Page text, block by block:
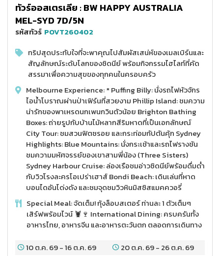
ทัวร์ออสเตรเลีย : BW HAPPY AUSTRALIA
MEL-SYD 7D/5N
รหัสทัวร์ POVT260402
ทริปสุดประทับใจที่จะพาคุณไปสัมผัสเสน่ห์ของเมลเบิร์นและ
สัญลักษณ์ระดับโลกของซิดนีย์ พร้อมกิจกรรมไฮไลท์ที่คัด
สรรมาเพื่อความสุขของทุกคนในครอบครัว
Melbourne Experience: * Puffing Billy: นั่งรถไฟหัวจักร
ไอน้ำโบราณผ่านป่าเฟิร์นที่สวยงาม Phillip Island: ชมความ
น่ารักของพาเหรดนกเพนกวินตัวน้อย Brighton Bathing
Boxes: ถ่ายรูปกับบ้านไม้หลากสีริมหาดที่เป็นเอกลักษณ์
City Tour: ชมสวนฟิตซรอย และกระท่อมกัปตันคุ้ก Sydney
Highlights: Blue Mountains: นั่งกระเช้าและรถไฟรางชัน
ชมความมหัศจรรย์ของเขาสามพี่น้อง (Three Sisters)
Sydney Harbour Cruise: ล่องเรือชมอ่าวซิดนีย์พร้อมดื่มด่ำ
กับวิวโรงละครโอเปร่าเฮาส์ Bondi Beach: เดินเล่นที่หาด
บอนไดอันโด่งดัง และชมจุดชมวิวหินมิสซิสแมคควอรี่
Special Meal: จัดเต็ม! กุ้งล็อบสเตอร์ ท่านละ 1 ตัวเต็มๆ
เสิร์ฟพร้อมไวน์ 🦞🍷 International Dining: ครบครันทั้ง
อาหารไทย, อาหารจีน และอาหารตะวันตก ตลอดการเดินทาง
10 ต.ค. 69-16 ต.ค. 69 20 ต.ค. 69- 26 ต.ค. 69